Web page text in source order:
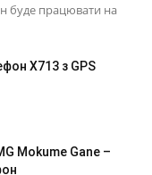
буде працювати на
X713 з GPS
Mokume Gane –